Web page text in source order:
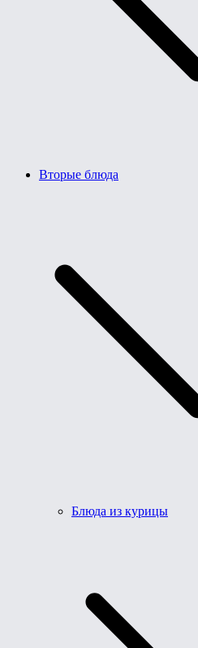
Вторые блюда
Блюда из курицы